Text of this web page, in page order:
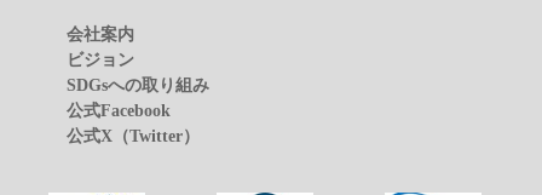
会社案内
ビジョン
SDGsへの取り組み
公式Facebook
公式X（Twitter）